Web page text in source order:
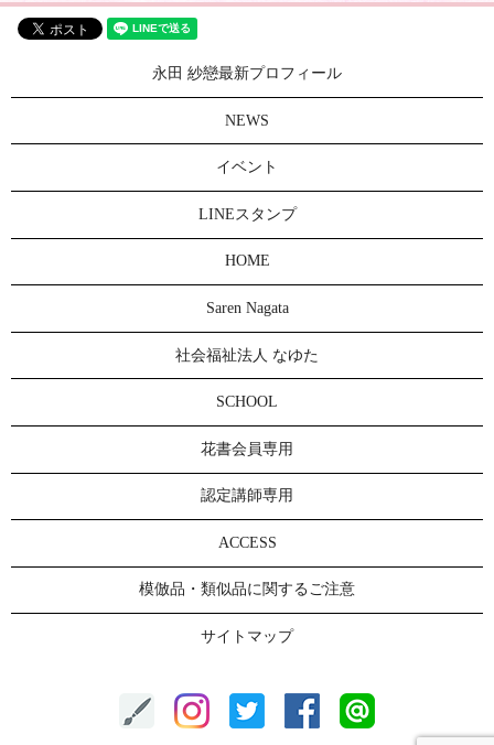
永田 紗戀最新プロフィール
NEWS
イベント
LINEスタンプ
HOME
Saren Nagata
社会福祉法人 なゆた
SCHOOL
花書会員専用
認定講師専用
ACCESS
模倣品・類似品に関するご注意
サイトマップ